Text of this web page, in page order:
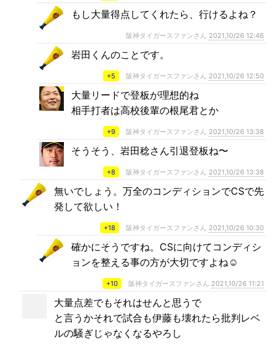
もし大量得点してくれたら、行けるよね？
阪神タイガースファンさん 2021,10/26 12:46
岩田くんのことです。
+5 阪神タイガースファンさん 2021,10/26 12:50
大量リードで登板が理想的ね
相手打者は高校後輩の根尾君とか
+9 阪神タイガースファンさん 2021,10/26 13:38
そうそう、岩田稔さん引退登板ね〜
+8 阪神タイガースファンさん 2021,10/26 13:38
無いでしょう。万全のコンディションでCSで先
発して欲しい！
+18 阪神タイガースファンさん 2021,10/26 10:30
確かにそうですね。CSに向けてコンディシ
ョンを整える事の方が大切ですよね☺️
+10 阪神タイガースファンさん 2021,10/26 11:21
大量点差でもそれはせんと思うで
と言うかそれで試合も伊藤も壊れたら批判レベ
ルの騒ぎじゃなくなるやろし